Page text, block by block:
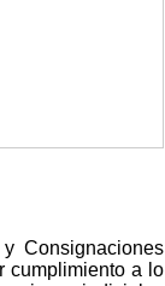
Consignaciones
cumplimiento a lo